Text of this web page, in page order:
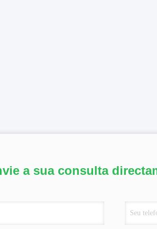
a sua consulta